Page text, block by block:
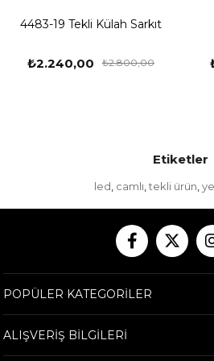
4483-19 Tekli Külah Sarkıt
₺2.240,00 ₺2.800,00
Etiketler
led, camlı, tekli ürün,
POPÜLER KATEGORİLER
ALIŞVERİŞ BİLGİLERİ